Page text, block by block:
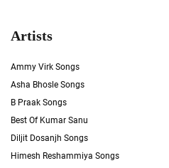
Artists
Ammy Virk Songs
Asha Bhosle Songs
B Praak Songs
Best Of Kumar Sanu
Diljit Dosanjh Songs
Himesh Reshammiya Songs